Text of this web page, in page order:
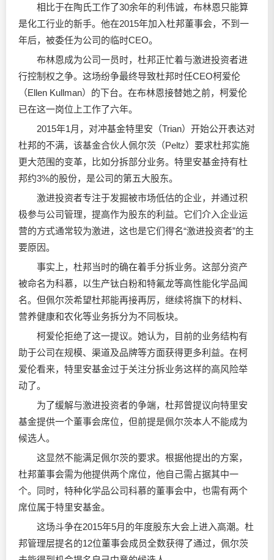
相比于在陶氏工作了30余年的利伟诚，布林恩只能算
是化工行业的新手。他在2015年加入杜邦董事会，不到一
年后，被委任为公司的临时CEO。
布林恩成为公司一员时，杜邦正忙着与激进投资者进
行控制权之争。这场纷争最终导致杜邦时任CEO柯爱伦
（Ellen Kullman）的下台。在布林恩接替她之前，柯爱伦
已在这一岗位上工作了六年。
2015年1月，对冲基金特里安（Trian）开始公开表达对
杜邦的不满，该基金合伙人佩尔茨（Peltz）要求杜邦实施
更大范围的变革，比如分拆部分业务。特里安基金持有杜
邦约3%的股份，是公司的第五大股东。
激进投资者专注于发掘被市场低估的企业，并通过积
极参与公司管理，提高作为股东的利益。它们介入企业运
营的方式通常较为激进，这也是它们得名“激进投资者”的主
要原因。
事实上，杜邦当时的确在着手分拆业务。这部分资产
被命名为科慕，以生产钛白粉和特氟龙等高性能化学品闻
名。但佩尔茨希望杜邦能再接再厉，继续将旗下的材料、
营养健康和农化等业务拆分为不同板块。
柯爱伦拒绝了这一提议。她认为，目前的业务结构有
助于公司在规模、渠道及品牌等方面获得更多利益。在柯
爱伦看来，特里安基金过于关注分拆业务这样的高风险举
动了。
为了缓解与激进投资者的争端，杜邦曾提议向特里安
基金提供一个董事会席位，但前提是佩尔茨本人不能成为
候选人。
这显然不能满足佩尔茨的要求。根据他提出的方案，
杜邦董事会需为他提供两个席位，他自己需占据其中一
个。同时，特种化学品公司科慕的董事会中，也需有两个
席位属于特里安基金。
这场斗争在2015年5月的年度股东大会上进入高潮。杜
邦管理层提名的12位董事会成员全数获得了通过，佩尔茨